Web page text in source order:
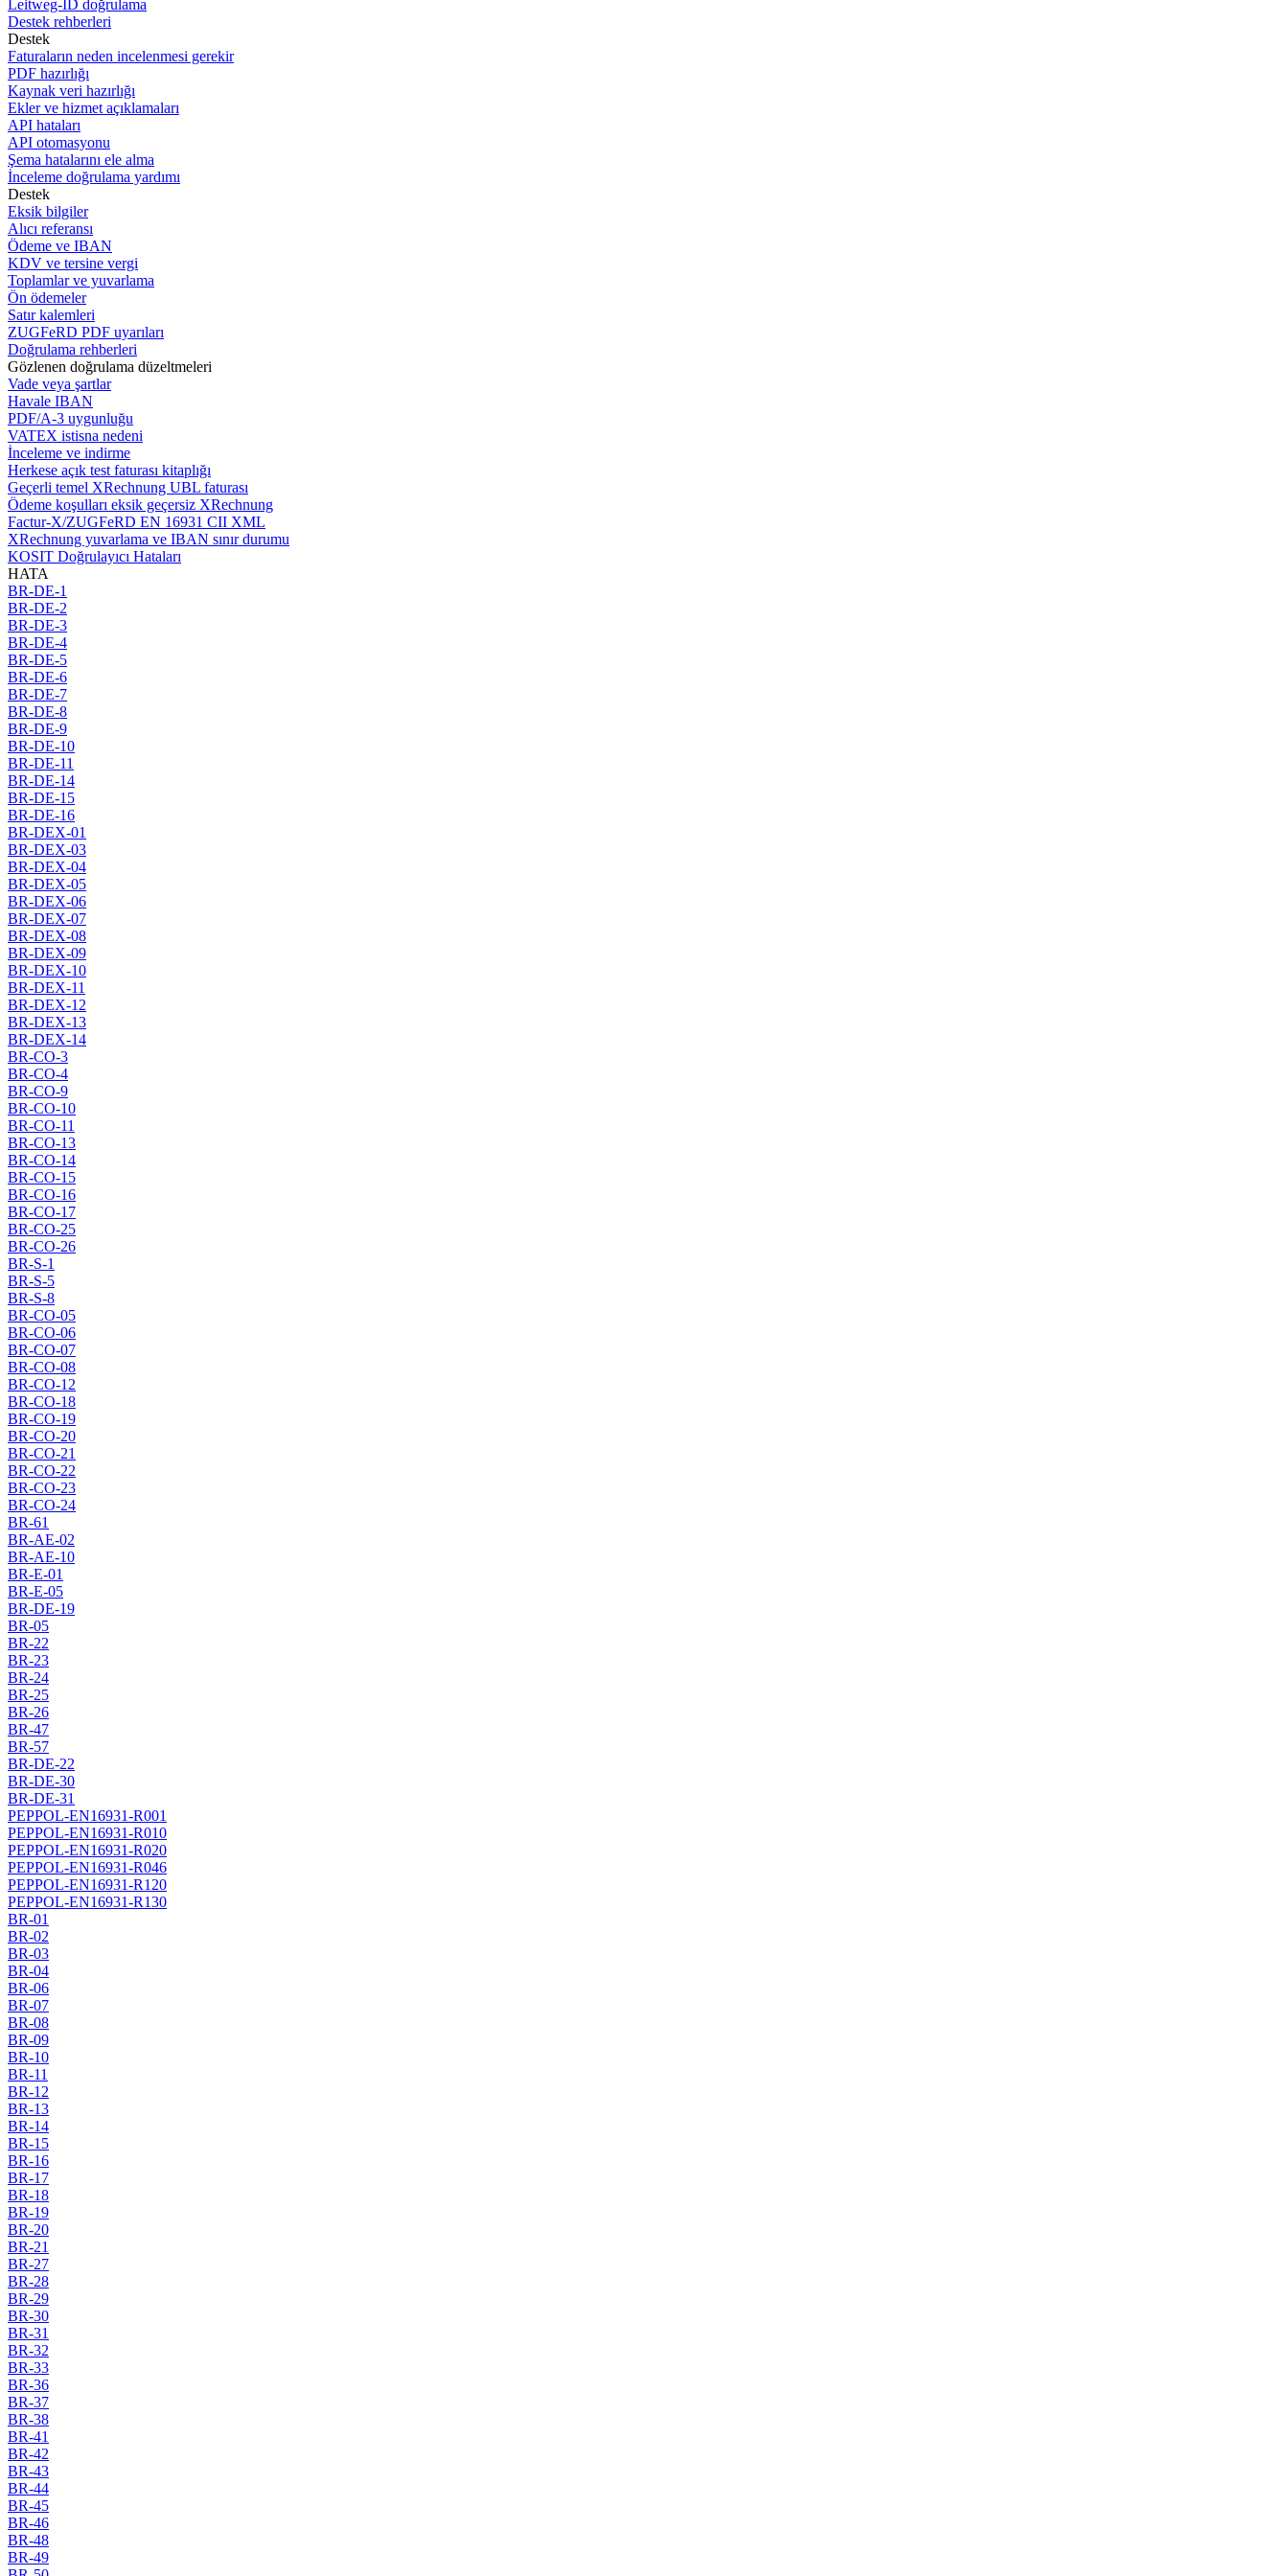
Leitweg-ID doğrulama
Destek rehberleri
Destek
Faturaların neden incelenmesi gerekir
PDF hazırlığı
Kaynak veri hazırlığı
Ekler ve hizmet açıklamaları
API hataları
API otomasyonu
Şema hatalarını ele alma
İnceleme doğrulama yardımı
Destek
Eksik bilgiler
Alıcı referansı
Ödeme ve IBAN
KDV ve tersine vergi
Toplamlar ve yuvarlama
Ön ödemeler
Satır kalemleri
ZUGFeRD PDF uyarıları
Doğrulama rehberleri
Gözlenen doğrulama düzeltmeleri
Vade veya şartlar
Havale IBAN
PDF/A-3 uygunluğu
VATEX istisna nedeni
İnceleme ve indirme
Herkese açık test faturası kitaplığı
Geçerli temel XRechnung UBL faturası
Ödeme koşulları eksik geçersiz XRechnung
Factur-X/ZUGFeRD EN 16931 CII XML
XRechnung yuvarlama ve IBAN sınır durumu
KOSIT Doğrulayıcı Hataları
HATA
BR-DE-1
BR-DE-2
BR-DE-3
BR-DE-4
BR-DE-5
BR-DE-6
BR-DE-7
BR-DE-8
BR-DE-9
BR-DE-10
BR-DE-11
BR-DE-14
BR-DE-15
BR-DE-16
BR-DEX-01
BR-DEX-03
BR-DEX-04
BR-DEX-05
BR-DEX-06
BR-DEX-07
BR-DEX-08
BR-DEX-09
BR-DEX-10
BR-DEX-11
BR-DEX-12
BR-DEX-13
BR-DEX-14
BR-CO-3
BR-CO-4
BR-CO-9
BR-CO-10
BR-CO-11
BR-CO-13
BR-CO-14
BR-CO-15
BR-CO-16
BR-CO-17
BR-CO-25
BR-CO-26
BR-S-1
BR-S-5
BR-S-8
BR-CO-05
BR-CO-06
BR-CO-07
BR-CO-08
BR-CO-12
BR-CO-18
BR-CO-19
BR-CO-20
BR-CO-21
BR-CO-22
BR-CO-23
BR-CO-24
BR-61
BR-AE-02
BR-AE-10
BR-E-01
BR-E-05
BR-DE-19
BR-05
BR-22
BR-23
BR-24
BR-25
BR-26
BR-47
BR-57
BR-DE-22
BR-DE-30
BR-DE-31
PEPPOL-EN16931-R001
PEPPOL-EN16931-R010
PEPPOL-EN16931-R020
PEPPOL-EN16931-R046
PEPPOL-EN16931-R120
PEPPOL-EN16931-R130
BR-01
BR-02
BR-03
BR-04
BR-06
BR-07
BR-08
BR-09
BR-10
BR-11
BR-12
BR-13
BR-14
BR-15
BR-16
BR-17
BR-18
BR-19
BR-20
BR-21
BR-27
BR-28
BR-29
BR-30
BR-31
BR-32
BR-33
BR-36
BR-37
BR-38
BR-41
BR-42
BR-43
BR-44
BR-45
BR-46
BR-48
BR-49